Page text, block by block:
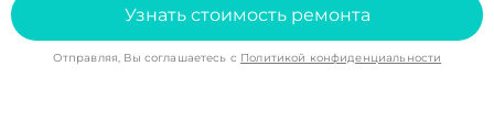
Узнать стоимость ремонта
Отправляя, Вы соглашаетесь с Политикой конфиденциальности